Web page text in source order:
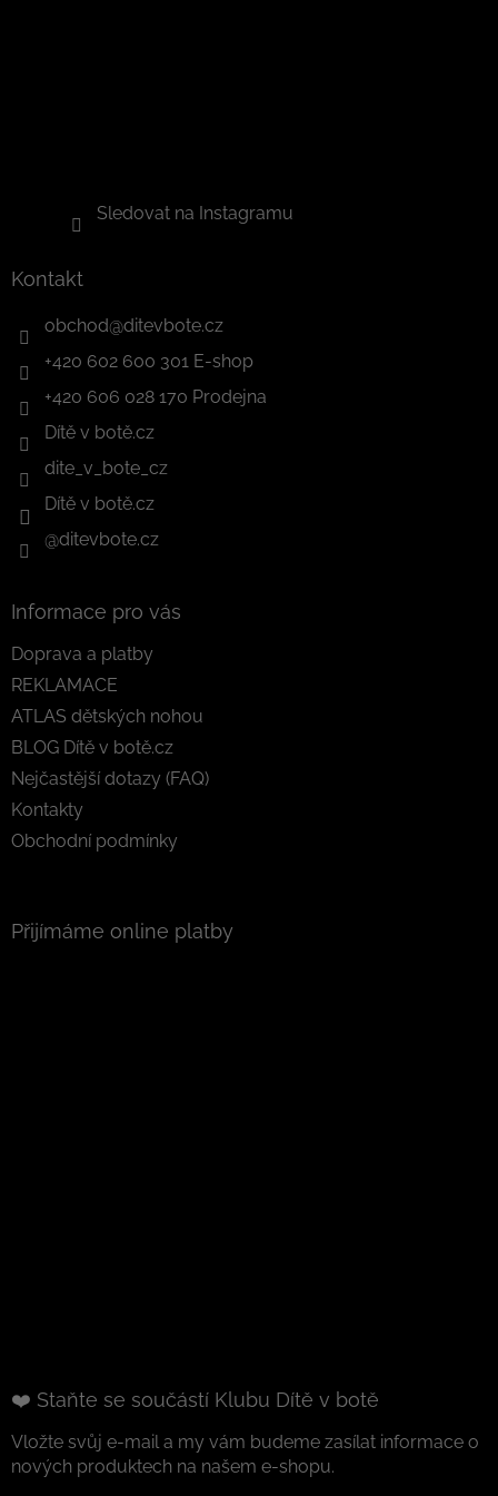
Sledovat na Instagramu
Kontakt
obchod@ditevbote.cz
+420 602 600 301 E-shop
+420 606 028 170 Prodejna
Dítě v botě.cz
dite_v_bote_cz
Dítě v botě.cz
@ditevbote.cz
Informace pro vás
Doprava a platby
REKLAMACE
ATLAS dětských nohou
BLOG Dítě v botě.cz
Nejčastější dotazy (FAQ)
Kontakty
Obchodní podmínky
Přijímáme online platby
❤️ Staňte se součástí Klubu Dítě v botě
Vložte svůj e-mail a my vám budeme zasílat informace o
nových produktech na našem e-shopu.